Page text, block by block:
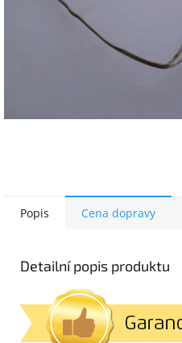
Popis Cena dopravy
Detailní popis produktu